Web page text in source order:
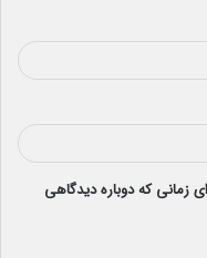
زمانی که دوباره دیدگاهی